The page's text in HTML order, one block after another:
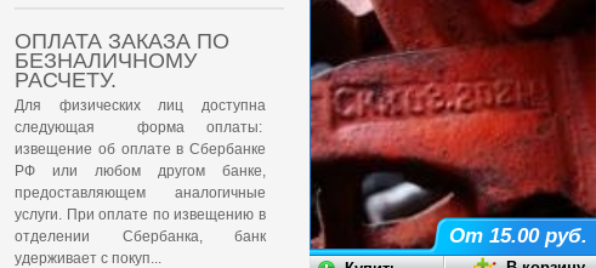
ОПЛАТА ЗАКАЗА ПО
БЕЗНАЛИЧНОМУ
РАСЧЕТУ.
Для физических лиц доступна
следующая форма оплаты:
извещение об оплате в Сбербанке
РФ или любом другом банке,
предоставляющем аналогичные
услуги. При оплате по извещению в
отделении Сбербанка, банк
удерживает с покуп...
От 15.00 руб.